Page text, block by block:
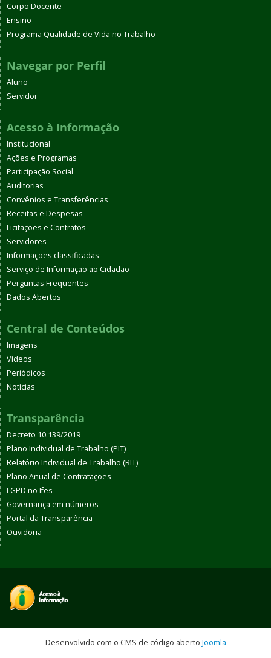
Corpo Docente
Ensino
Programa Qualidade de Vida no Trabalho
Navegar por Perfil
Aluno
Servidor
Acesso à Informação
Institucional
Ações e Programas
Participação Social
Auditorias
Convênios e Transferências
Receitas e Despesas
Licitações e Contratos
Servidores
Informações classificadas
Serviço de Informação ao Cidadão
Perguntas Frequentes
Dados Abertos
Central de Conteúdos
Imagens
Vídeos
Periódicos
Notícias
Transparência
Decreto 10.139/2019
Plano Individual de Trabalho (PIT)
Relatório Individual de Trabalho (RIT)
Plano Anual de Contratações
LGPD no Ifes
Governança em números
Portal da Transparência
Ouvidoria
Desenvolvido com o CMS de código aberto Joomla